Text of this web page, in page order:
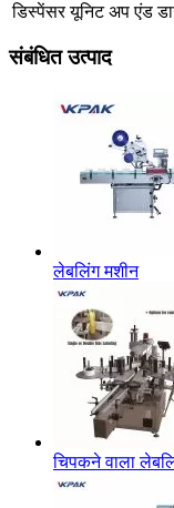
डिस्पेंसर यूनिट अप एंड
संबंधित उत्पाद
लेबलिंग मशीन
चिपकने वाला